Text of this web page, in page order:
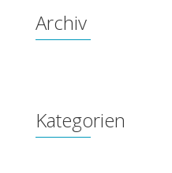
Archiv
Kategorien